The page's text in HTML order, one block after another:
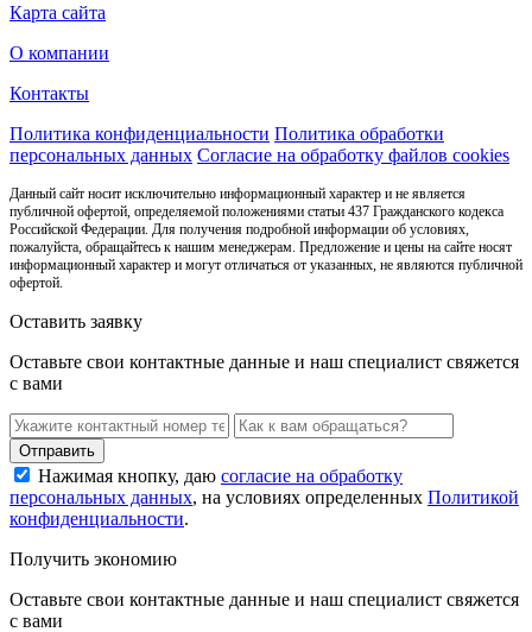
Карта сайта
О компании
Контакты
Политика конфиденциальности Политика обработки
персональных данных Согласие на обработку файлов cookies
Данный сайт носит исключительно информационный характер и не является
публичной офертой, определяемой положениями статьи 437 Гражданского кодекса
Российской Федерации. Для получения подробной информации об условиях,
пожалуйста, обращайтесь к нашим менеджерам. Предложение и цены на сайте носят
информационный характер и могут отличаться от указанных, не являются публичной
офертой.
Оставить заявку
Оставьте свои контактные данные и наш специалист свяжется
с вами
Нажимая кнопку, даю согласие на обработку
персональных данных, на условиях определенных Политикой
конфиденциальности.
Получить экономию
Оставьте свои контактные данные и наш специалист свяжется
с вами